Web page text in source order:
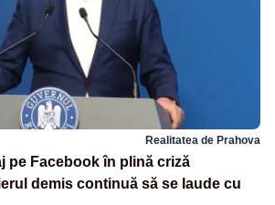
Realitatea de Prahova
pe Facebook în plină criză
demis continuă să se laude cu